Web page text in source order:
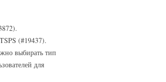
(#19437).
выбирать тип
для